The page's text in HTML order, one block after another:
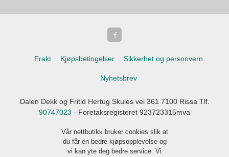
Frakt Kjøpsbetingelser Sikkerhet og personvern
Nyhetsbrev
Dalen Dekk og Fritid Hertug Skules vei 361 7100 Rissa Tlf.
90747023 - Foretaksregisteret 923723315mva
Vår nettbutikk bruker cookies slik at
du får en bedre kjøpsopplevelse og
vi kan yte deg bedre service. Vi